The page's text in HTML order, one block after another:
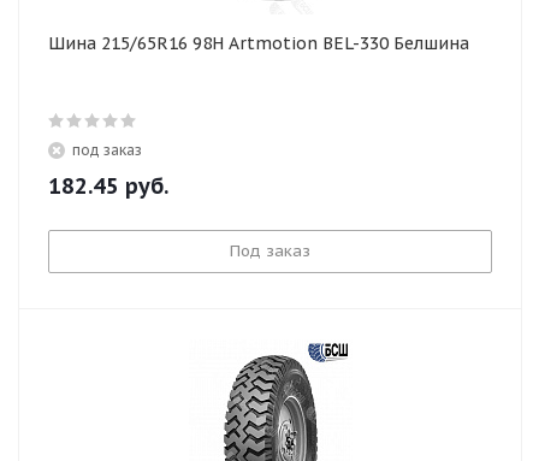
Шина 215/65R16 98H Artmotion BEL-330 Белшина
под заказ
182.45 руб.
Под заказ